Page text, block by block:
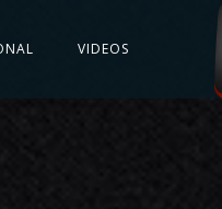
VIDEOS